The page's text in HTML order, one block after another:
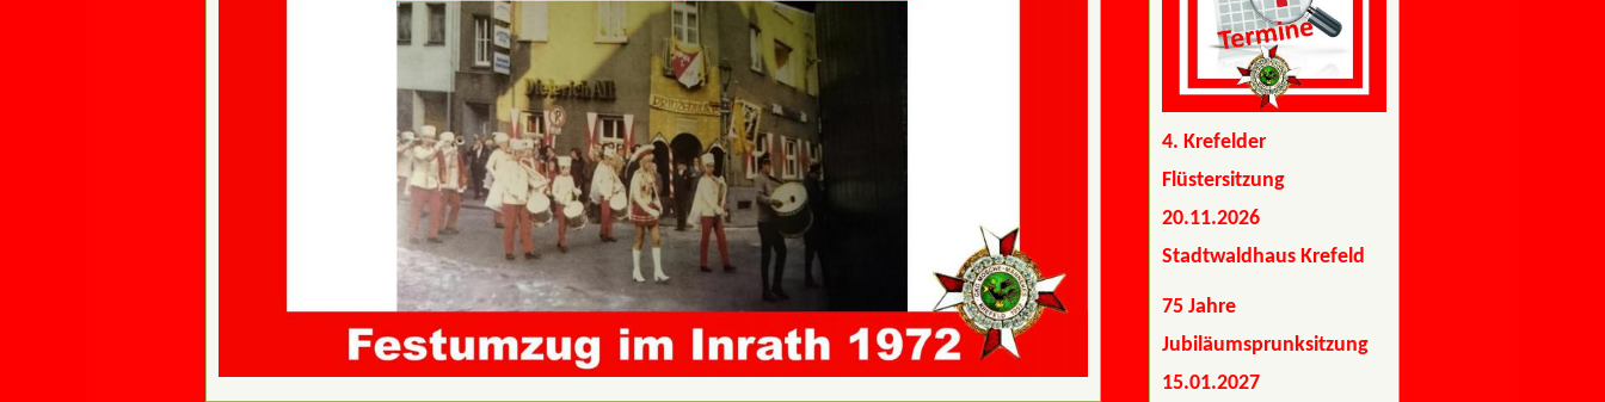
4. Krefelder
Flüstersitzung
20.11.2026
Stadtwaldhaus Krefeld
75 Jahre
Jubiläumsprunksitzung
15.01.2027